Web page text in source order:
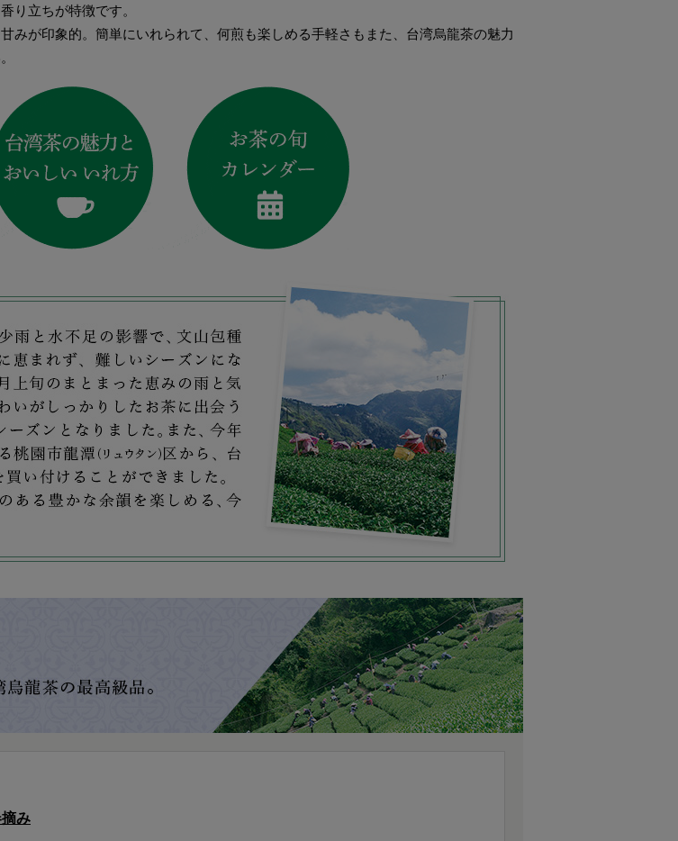
り立ちが特徴です。
みが印象的。簡単にいれられて、何煎も楽しめる手軽さもまた、台湾烏龍茶の魅力
み